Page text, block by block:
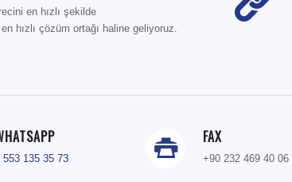
en hızlı şekilde
hızlı çözüm ortağı haline geliyoruz.
553 135 35 73
FAX
+90 232 469 40 06